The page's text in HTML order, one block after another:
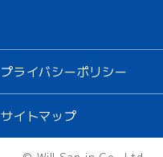
プライバシーポリシー
サイトマップ